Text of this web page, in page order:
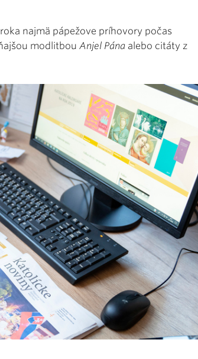
najmä pápežove príhovory počas
modlitbou Anjel Pána alebo citáty z